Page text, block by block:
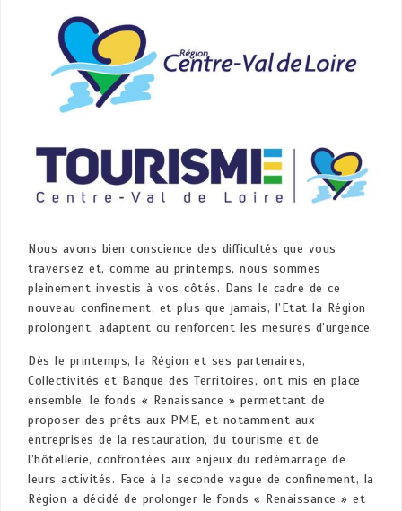
Nous avons bien conscience des difficultés que vous
traversez et, comme au printemps, nous sommes
pleinement investis à vos côtés. Dans le cadre de ce
nouveau confinement, et plus que jamais, l’Etat la Région
prolongent, adaptent ou renforcent les mesures d’urgence.
Dès le printemps, la Région et ses partenaires,
Collectivités et Banque des Territoires, ont mis en place
ensemble, le fonds « Renaissance » permettant de
proposer des prêts aux PME, et notamment aux
entreprises de la restauration, du tourisme et de
l’hôtellerie, confrontées aux enjeux du redémarrage de
leurs activités. Face à la seconde vague de confinement, la
Région a décidé de prolonger le fonds « Renaissance » et